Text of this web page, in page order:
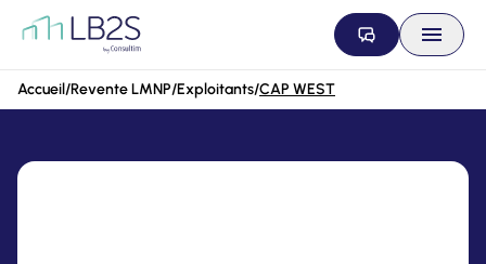
Aller au contenu
Accueil/Revente LMNP/Exploitants/CAP WEST